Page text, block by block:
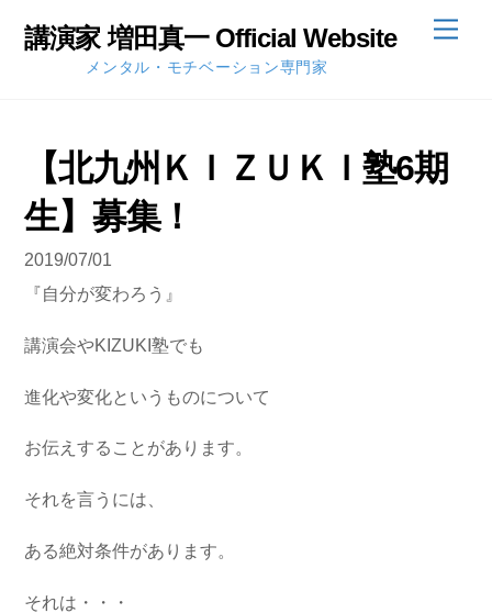
講演家 増田真一 Official Website
メンタル・モチベーション専門家
【北九州ＫＩＺＵＫＩ塾6期
生】募集！
2019/07/01
『自分が変わろう』
講演会やKIZUKI塾でも
進化や変化というものについて
お伝えすることがあります。
それを言うには、
ある絶対条件があります。
それは・・・